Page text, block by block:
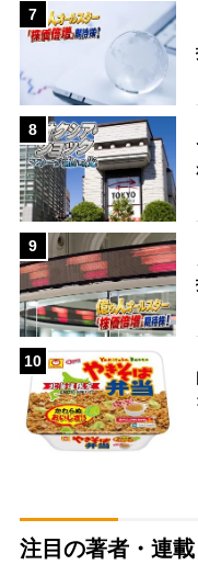
7
8
9
10
注目の著者・連載